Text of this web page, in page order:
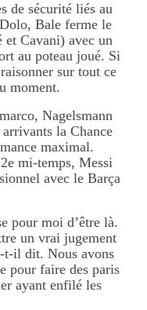
de sécurité liés au
Bale ferme le
et Cavani) avec un
au poteau joué. Si
sur tout ce
moment.
Nagelsmann
la Chance
maximal.
mi-temps, Messi
avec le Barça
pour moi d’être là.
un vrai jugement
t-il dit. Nous avons
pour faire des paris
ayant enfilé les